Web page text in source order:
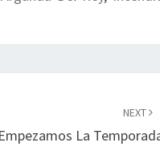
NEXT
Empezamos La